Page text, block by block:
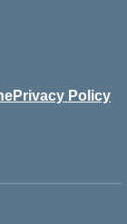
Privacy Policy